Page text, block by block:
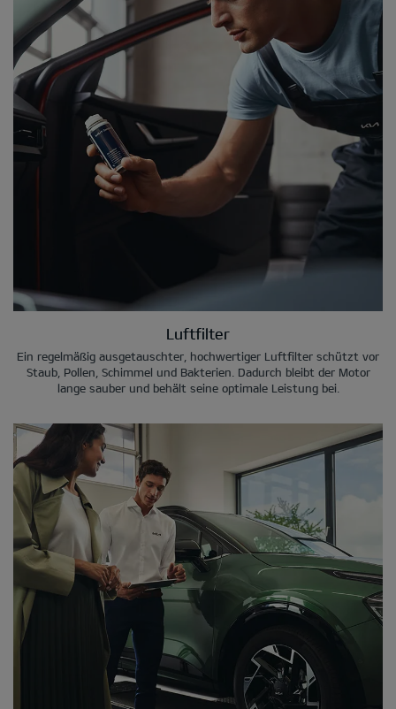
Luftfilter
Ein regelmäßig ausgetauschter, hochwertiger Luftfilter schützt vor
Staub, Pollen, Schimmel und Bakterien. Dadurch bleibt der Motor
lange sauber und behält seine optimale Leistung bei.